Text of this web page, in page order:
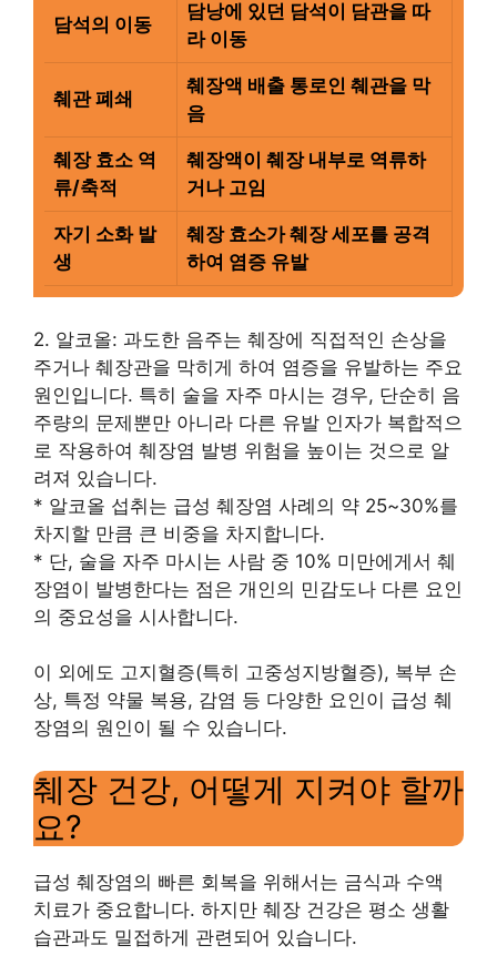
담석의 이동
담낭에 있던 담석이 담관을 따
라 이동
췌관 폐쇄
췌장액 배출 통로인 췌관을 막
음
췌장 효소 역
류/축적
췌장액이 췌장 내부로 역류하
거나 고임
자기 소화 발
생
췌장 효소가 췌장 세포를 공격
하여 염증 유발
2. 알코올: 과도한 음주는 췌장에 직접적인 손상을
주거나 췌장관을 막히게 하여 염증을 유발하는 주요
원인입니다. 특히 술을 자주 마시는 경우, 단순히 음
주량의 문제뿐만 아니라 다른 유발 인자가 복합적으
로 작용하여 췌장염 발병 위험을 높이는 것으로 알
려져 있습니다.
* 알코올 섭취는 급성 췌장염 사례의 약 25~30%를
차지할 만큼 큰 비중을 차지합니다.
* 단, 술을 자주 마시는 사람 중 10% 미만에게서 췌
장염이 발병한다는 점은 개인의 민감도나 다른 요인
의 중요성을 시사합니다.
이 외에도 고지혈증(특히 고중성지방혈증), 복부 손
상, 특정 약물 복용, 감염 등 다양한 요인이 급성 췌
장염의 원인이 될 수 있습니다.
췌장 건강, 어떻게 지켜야 할까
요?
급성 췌장염의 빠른 회복을 위해서는 금식과 수액
치료가 중요합니다. 하지만 췌장 건강은 평소 생활
습관과도 밀접하게 관련되어 있습니다.